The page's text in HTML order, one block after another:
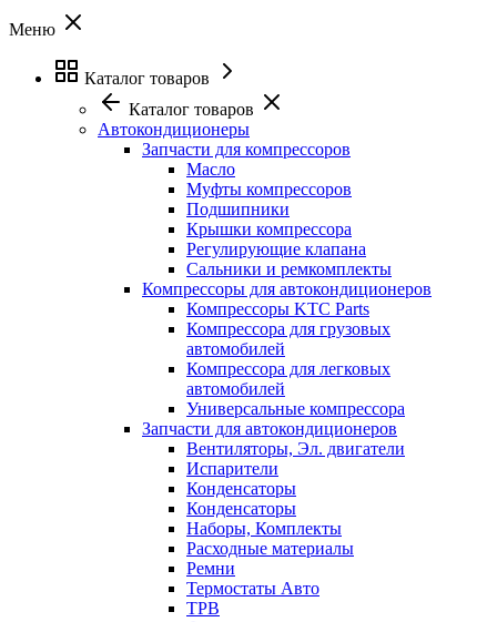
Меню
Каталог товаров
Каталог товаров
Автокондиционеры
Запчасти для компрессоров
Масло
Муфты компрессоров
Подшипники
Крышки компрессора
Регулирующие клапана
Сальники и ремкомплекты
Компрессоры для автокондиционеров
Компрессоры KTC Parts
Компрессора для грузовых
автомобилей
Компрессора для легковых
автомобилей
Универсальные компрессора
Запчасти для автокондиционеров
Вентиляторы, Эл. двигатели
Испарители
Конденсаторы
Конденсаторы
Наборы, Комплекты
Расходные материалы
Ремни
Термостаты Авто
ТРВ